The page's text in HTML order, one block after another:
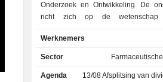
Onderzoek en Ontwikkeling. De
richt zich op de wetenschap
technologieën, en
kerngebieden:
humaan
Werknemers
Sector
Agenda 13/08Afsplitsing van dividend